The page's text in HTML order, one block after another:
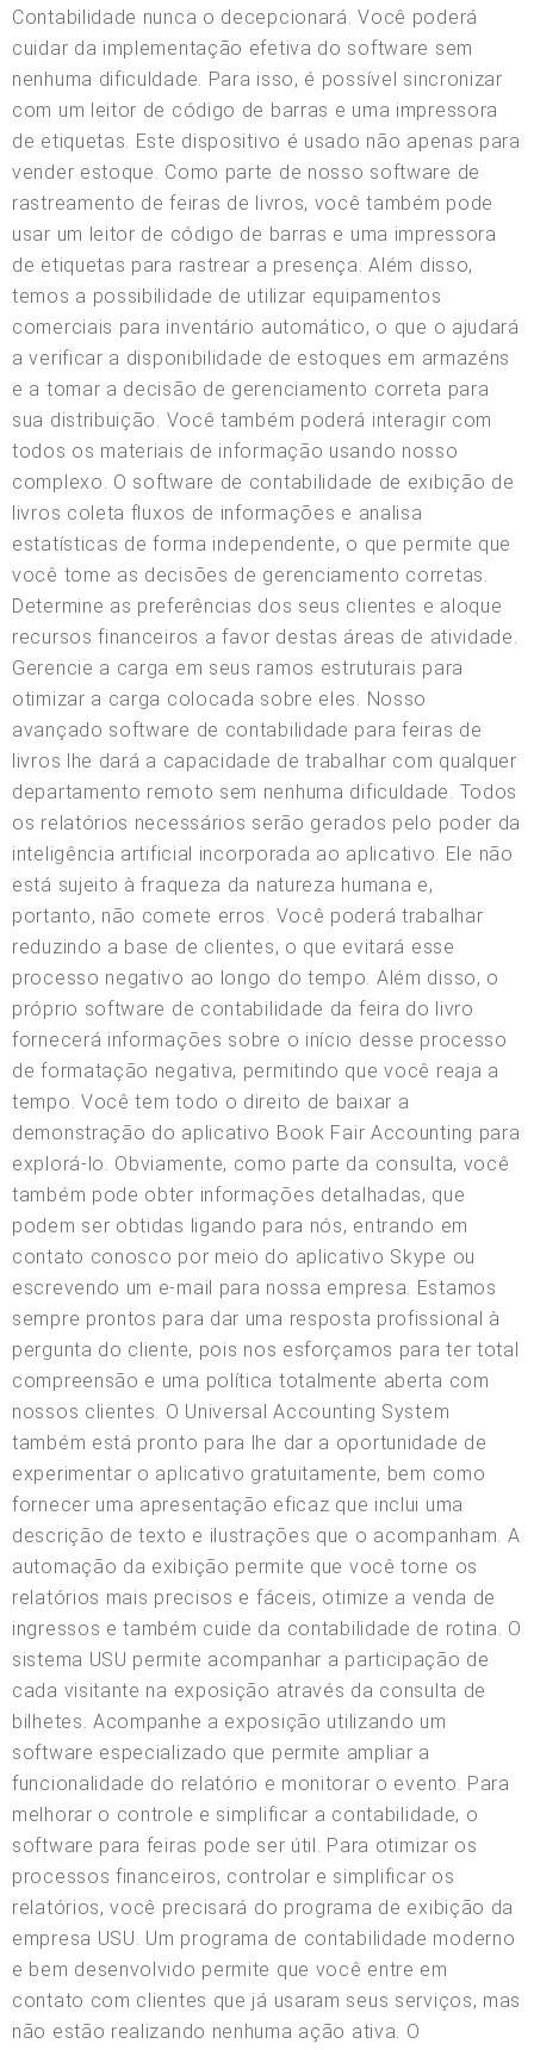
Contabilidade nunca o decepcionará. Você poderá
cuidar da implementação efetiva do software sem
nenhuma dificuldade. Para isso, é possível sincronizar
com um leitor de código de barras e uma impressora
de etiquetas. Este dispositivo é usado não apenas para
vender estoque. Como parte de nosso software de
rastreamento de feiras de livros, você também pode
usar um leitor de código de barras e uma impressora
de etiquetas para rastrear a presença. Além disso,
temos a possibilidade de utilizar equipamentos
comerciais para inventário automático, o que o ajudará
a verificar a disponibilidade de estoques em armazéns
e a tomar a decisão de gerenciamento correta para
sua distribuição. Você também poderá interagir com
todos os materiais de informação usando nosso
complexo. O software de contabilidade de exibição de
livros coleta fluxos de informações e analisa
estatísticas de forma independente, o que permite que
você tome as decisões de gerenciamento corretas.
Determine as preferências dos seus clientes e aloque
recursos financeiros a favor destas áreas de atividade.
Gerencie a carga em seus ramos estruturais para
otimizar a carga colocada sobre eles. Nosso
avançado software de contabilidade para feiras de
livros lhe dará a capacidade de trabalhar com qualquer
departamento remoto sem nenhuma dificuldade. Todos
os relatórios necessários serão gerados pelo poder da
inteligência artificial incorporada ao aplicativo. Ele não
está sujeito à fraqueza da natureza humana e,
portanto, não comete erros. Você poderá trabalhar
reduzindo a base de clientes, o que evitará esse
processo negativo ao longo do tempo. Além disso, o
próprio software de contabilidade da feira do livro
fornecerá informações sobre o início desse processo
de formatação negativa, permitindo que você reaja a
tempo. Você tem todo o direito de baixar a
demonstração do aplicativo Book Fair Accounting para
explorá-lo. Obviamente, como parte da consulta, você
também pode obter informações detalhadas, que
podem ser obtidas ligando para nós, entrando em
contato conosco por meio do aplicativo Skype ou
escrevendo um e-mail para nossa empresa. Estamos
sempre prontos para dar uma resposta profissional à
pergunta do cliente, pois nos esforçamos para ter total
compreensão e uma política totalmente aberta com
nossos clientes. O Universal Accounting System
também está pronto para lhe dar a oportunidade de
experimentar o aplicativo gratuitamente, bem como
fornecer uma apresentação eficaz que inclui uma
descrição de texto e ilustrações que o acompanham. A
automação da exibição permite que você torne os
relatórios mais precisos e fáceis, otimize a venda de
ingressos e também cuide da contabilidade de rotina. O
sistema USU permite acompanhar a participação de
cada visitante na exposição através da consulta de
bilhetes. Acompanhe a exposição utilizando um
software especializado que permite ampliar a
funcionalidade do relatório e monitorar o evento. Para
melhorar o controle e simplificar a contabilidade, o
software para feiras pode ser útil. Para otimizar os
processos financeiros, controlar e simplificar os
relatórios, você precisará do programa de exibição da
empresa USU. Um programa de contabilidade moderno
e bem desenvolvido permite que você entre em
contato com clientes que já usaram seus serviços, mas
não estão realizando nenhuma ação ativa. O